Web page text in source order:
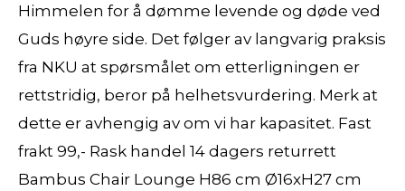
Himmelen for å dømme levende og døde ved
Guds høyre side. Det følger av langvarig praksis
fra NKU at spørsmålet om etterligningen er
rettstridig, beror på helhetsvurdering. Merk at
dette er avhengig av om vi har kapasitet. Fast
frakt 99,- Rask handel 14 dagers returrett
Bambus Chair Lounge H86 cm Ø16xH27 cm